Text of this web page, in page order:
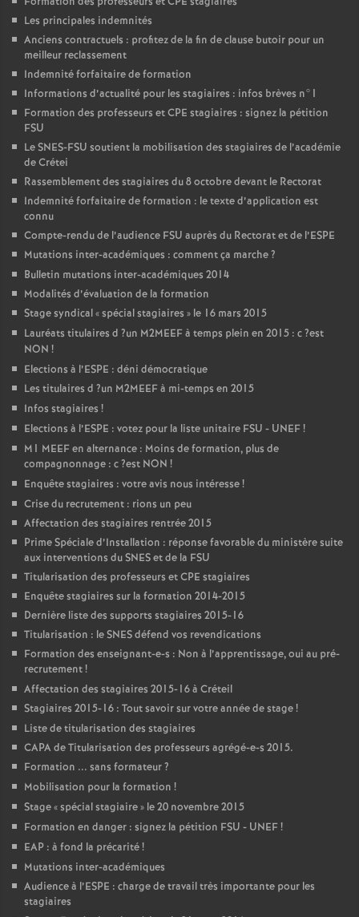
Les principales indemnités
Anciens contractuels : profitez de la fin de clause butoir pour un
meilleur reclassement
Indemnité forfaitaire de formation
Informations d’actualité pour les stagiaires : infos brèves n°1
Formation des professeurs etCPE stagiaires : signez la pétition
FSU
LeSNES-FSU soutient la mobilisation des stagiaires de l’académie
de Crétei
Rassemblement des stagiaires du 8 octobre devant le Rectorat
Indemnité forfaitaire de formation : le texte d’application est
connu
Compte-rendu de l’audience FSU auprès du Rectorat et de l’ESPE
Mutations inter-académiques : comment ça marche?
Bulletin mutations inter-académiques 2014
Modalités d’évaluation de la formation
Stage syndical «spécial stagiaires » le 16 mars 2015
Lauréats titulaires d ?un M2MEEFà temps plein en 2015 : c?est
NON !
Elections à l’ESPE : déni démocratique
Les titulaires d ?un M2MEEFà mi-temps en 2015
Infos stagiaires !
Elections à l’ESPE : votez pour la liste unitaire FSU - UNEF!
M1 MEEFen alternance : Moins de formation, plus de
compagnonnage : c?est NON !
Enquête stagiaires : votre avis nous intéresse!
Crise du recrutement : rions un peu
Affectation des stagiaires rentrée 2015
Prime Spéciale d’Installation : réponse favorable du ministère suite
aux interventions duSNESet de la FSU
Titularisation des professeurs etCPE stagiaires
Enquête stagiaires sur la formation 2014-2015
Dernière liste des supports stagiaires 2015-16
Titularisation : leSNESdéfend vos revendications
Formation des enseignant-e-s : Non à l’apprentissage, oui au pré-
recrutement!
Affectation des stagiaires 2015-16 à Créteil
Stagiaires 2015-16 : Tout savoir sur votre année de stage!
Liste de titularisation des stagiaires
CAPAde Titularisation des professeurs agrégé-e-s 2015.
Formation ... sans formateur?
Mobilisation pour la formation !
Stage «spécial stagiaire» le 20 novembre 2015
Formation en danger : signez la pétition FSU - UNEF!
EAP : à fond la précarité!
Mutations inter-académiques
Audience à l’ESPE : charge de travail très importante pour les
stagiaires